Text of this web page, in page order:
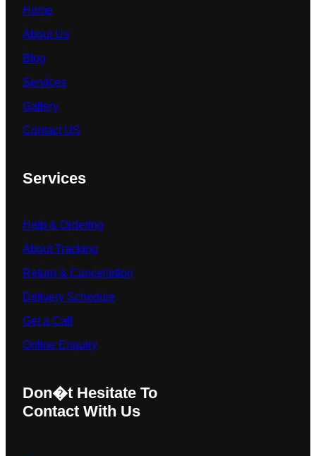
Home
About Us
Blog
Services
Gallery
Contact US
Services
Help & Ordering
About Tracking
Return & Cancelletion
Delivery Schedule
Get a Call
Online Enquiry
Don�t Hesitate To
Contact With Us